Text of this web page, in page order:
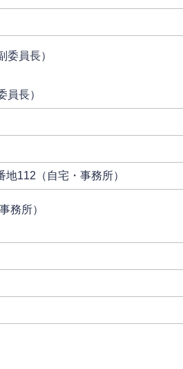
委員長）
員長）
112（自宅・事務所）
務所）